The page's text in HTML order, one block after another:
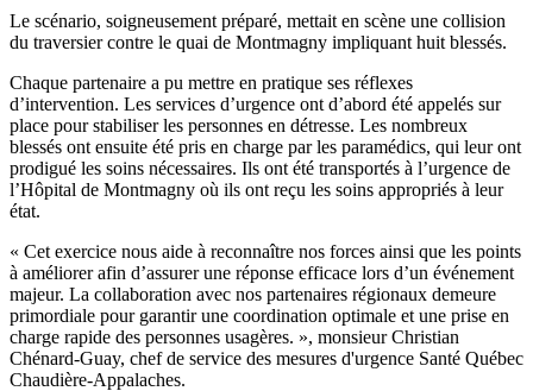
Le scénario, soigneusement préparé, mettait en scène une collision
du traversier contre le quai de Montmagny impliquant huit blessés.
Chaque partenaire a pu mettre en pratique ses réflexes
d’intervention. Les services d’urgence ont d’abord été appelés sur
place pour stabiliser les personnes en détresse. Les nombreux
blessés ont ensuite été pris en charge par les paramédics, qui leur ont
prodigué les soins nécessaires. Ils ont été transportés à l’urgence de
l’Hôpital de Montmagny où ils ont reçu les soins appropriés à leur
état.
« Cet exercice nous aide à reconnaître nos forces ainsi que les points
à améliorer afin d’assurer une réponse efficace lors d’un événement
majeur. La collaboration avec nos partenaires régionaux demeure
primordiale pour garantir une coordination optimale et une prise en
charge rapide des personnes usagères. », monsieur Christian
Chénard-Guay, chef de service des mesures d'urgence Santé Québec
Chaudière-Appalaches.